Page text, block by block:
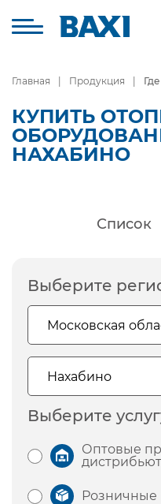
Главная Продукция
КУПИТЬ
НАХАБИНО
Список
Выберите
Выберите
Оптовые
Розничные